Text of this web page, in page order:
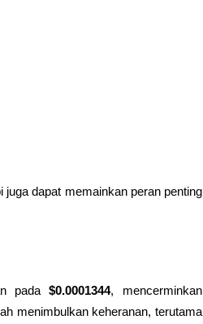
juga dapat memainkan peran penting
pada $0.0001344, mencerminkan
menimbulkan keheranan, terutama